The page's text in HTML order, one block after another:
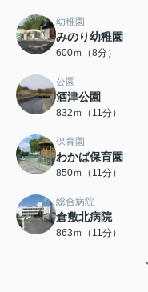
幼稚園
みのり幼稚園
600ｍ（8分）
公園
酒津公園
832ｍ（11分）
保育園
わかば保育園
850ｍ（11分）
総合病院
倉敷北病院
863ｍ（11分）